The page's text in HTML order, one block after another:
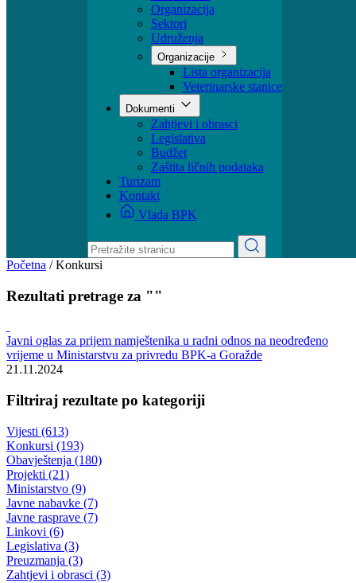
Ministarstvo
Ministar
Nadležnosti
Organizacija
Sektori
Udruženja
Organizacije
Lista organizacija
Veterinarske stanice
Dokumenti
Zahtjevi i obrasci
Legislativa
Budžet
Zaštita ličnih podataka
Turizam
Kontakt
Vlada BPK
Konkursi
Rezultati pretrage za ""